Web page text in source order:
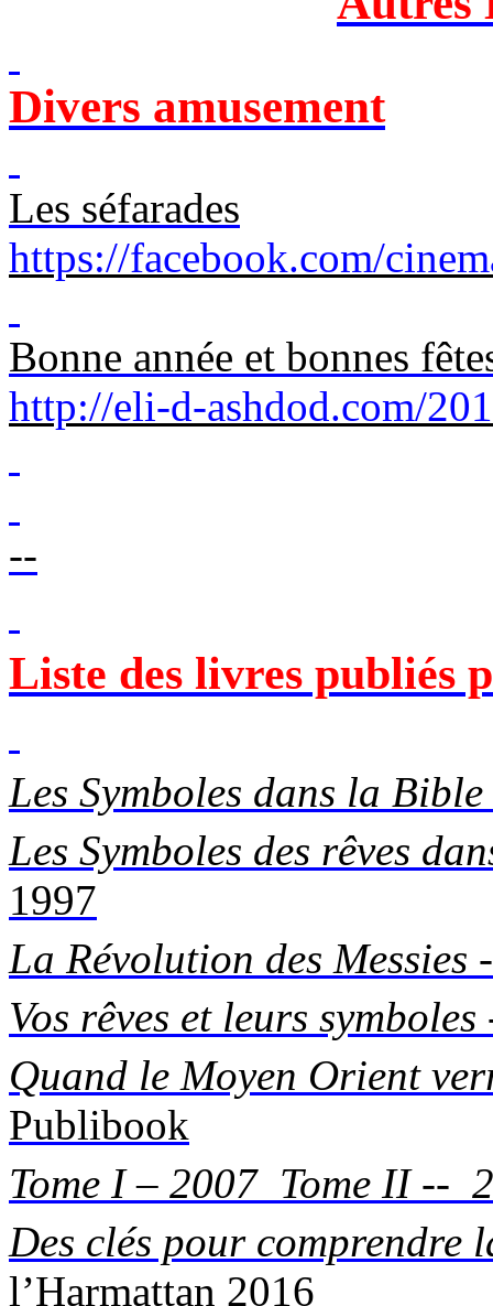
Divers amusement
Les séfarades
https://facebook.com/
Bonne année et bonnes
http://eli-d-ashdod.com/
--
Liste des livres publiés
Les Symboles dans la Bible
Les Symboles des rêves
1997
La Révolution des Messies
Vos rêves et leurs symboles
Quand le Moyen Orient
Publibook
Tome I – 2007 Tome II --
Des clés pour comprendre
l’Harmattan 2016